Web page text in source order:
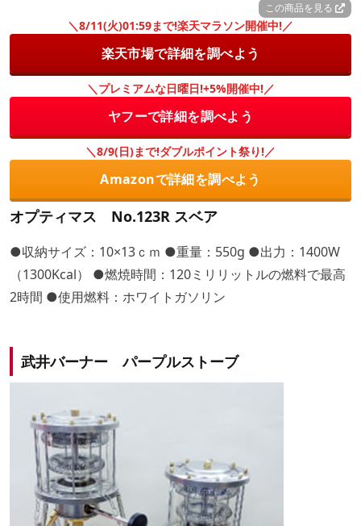
この商品を見る
＼8/11(火)01:59まで!楽天マラソン開催中!／
楽天市場で詳細を調べよう
＼プレミアムな日曜日!+5%開催中!／
ヤフーで詳細を調べよう
＼8/9(日)まで!ダブルポイント祭り!／
Amazonで詳細を調べよう
オプティマス No.123R スベア
●収納サイズ：10×13ｃｍ ●重量：550g ●出力：1400W
（1300Kcal） ●燃焼時間：120ミリリットルの燃料で最高
2時間 ●使用燃料：ホワイトガソリン
武井バーナー パープルストーブ